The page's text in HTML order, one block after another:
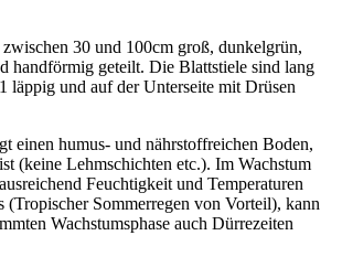
30 und 100cm groß, dunkelgrün,
handförmig geteilt. Die Blattstiele sind lang
läppig und auf der Unterseite mit Drüsen
einen humus- und nährstoffreichen Boden,
(keine Lehmschichten etc.). Im Wachstum
Feuchtigkeit und Temperaturen
(Tropischer Sommerregen von Vorteil), kann
Wachstumsphase auch Dürrezeiten